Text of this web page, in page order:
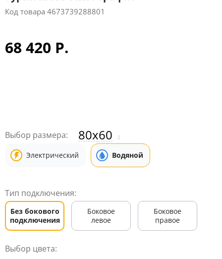
Код товара 4673739288801
68 420 Р.
Выбор размера: 80x60
Электрический Водяной
Тип подключения:
Без бокового
подключения
Боковое
левое
Боковое
правое
Выбор цвета: